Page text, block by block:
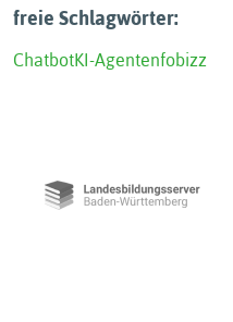
freie Schlagwörter:
ChatbotKI-Agentenfobizz